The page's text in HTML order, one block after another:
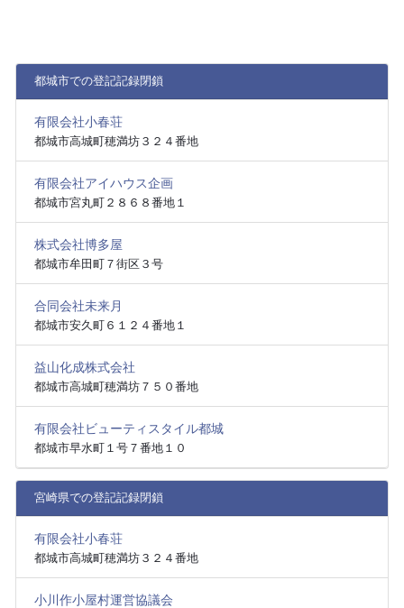
都城市での登記記録閉鎖
有限会社小春荘
都城市高城町穂満坊３２４番地
有限会社アイハウス企画
都城市宮丸町２８６８番地１
株式会社博多屋
都城市牟田町７街区３号
合同会社未来月
都城市安久町６１２４番地１
益山化成株式会社
都城市高城町穂満坊７５０番地
有限会社ビューティスタイル都城
都城市早水町１号７番地１０
宮崎県での登記記録閉鎖
有限会社小春荘
都城市高城町穂満坊３２４番地
小川作小屋村運営協議会